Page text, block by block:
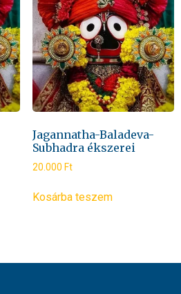
Jagannatha-Baladeva-
Subhadra ékszerei
20.000 Ft
Kosárba teszem